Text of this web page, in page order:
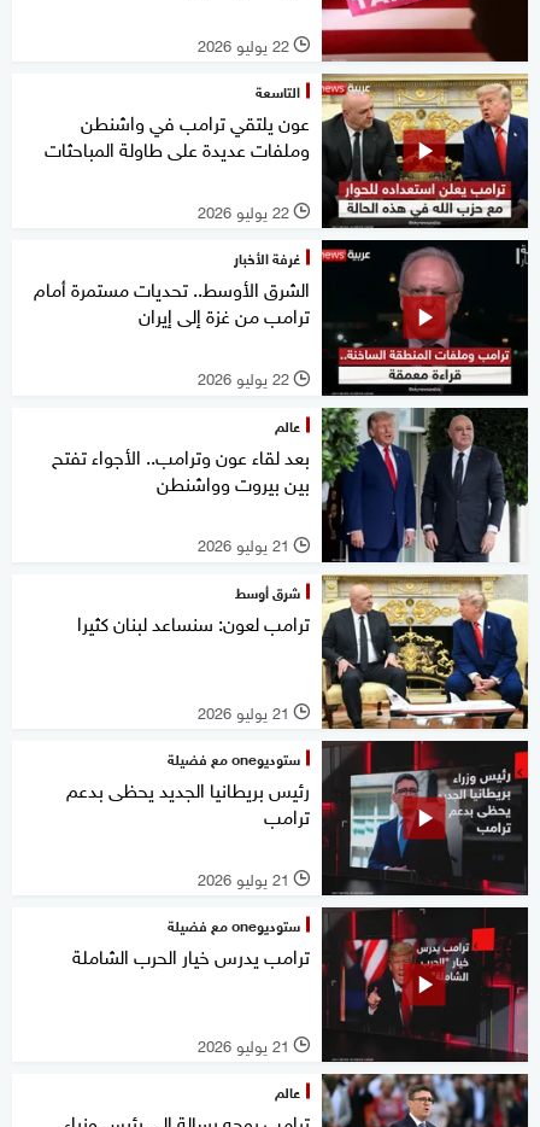
l 22 يوليو 2026
التاسعة
عون يلتقي ترامب في واشنطن
وملفات عديدة على طاولة المباحثات
l 22 يوليو 2026
غرفة الأخبار
الشرق الأوسط.. تحديات مستمرة أمام
ترامب من غزة إلى إيران
l 22 يوليو 2026
عالم
بعد لقاء عون وترامب.. الأجواء تفتح
بين بيروت وواشنطن
l 21 يوليو 2026
شرق أوسط
ترامب لعون: سنساعد لبنان كثيرا
l 21 يوليو 2026
ستوديوone مع فضيلة
رئيس بريطانيا الجديد يحظى بدعم
ترامب
l 21 يوليو 2026
ستوديوone مع فضيلة
ترامب يدرس خيار الحرب الشاملة
l 21 يوليو 2026
عالم